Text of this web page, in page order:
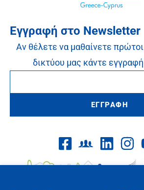
Εγγραφή στο Newsletter
Αν θέλετε να μαθαίνετε
δικτύου μας κάντε
ΕΓΓΡΑΦΗ